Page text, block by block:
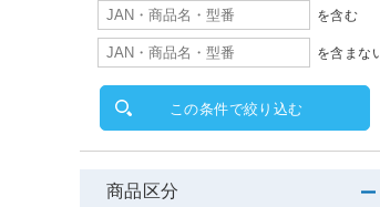
を含む
を含まな
この条件で絞り込む
商品区分